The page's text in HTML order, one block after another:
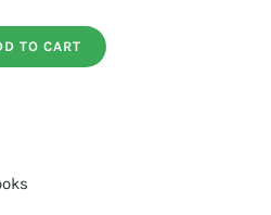
TO CART